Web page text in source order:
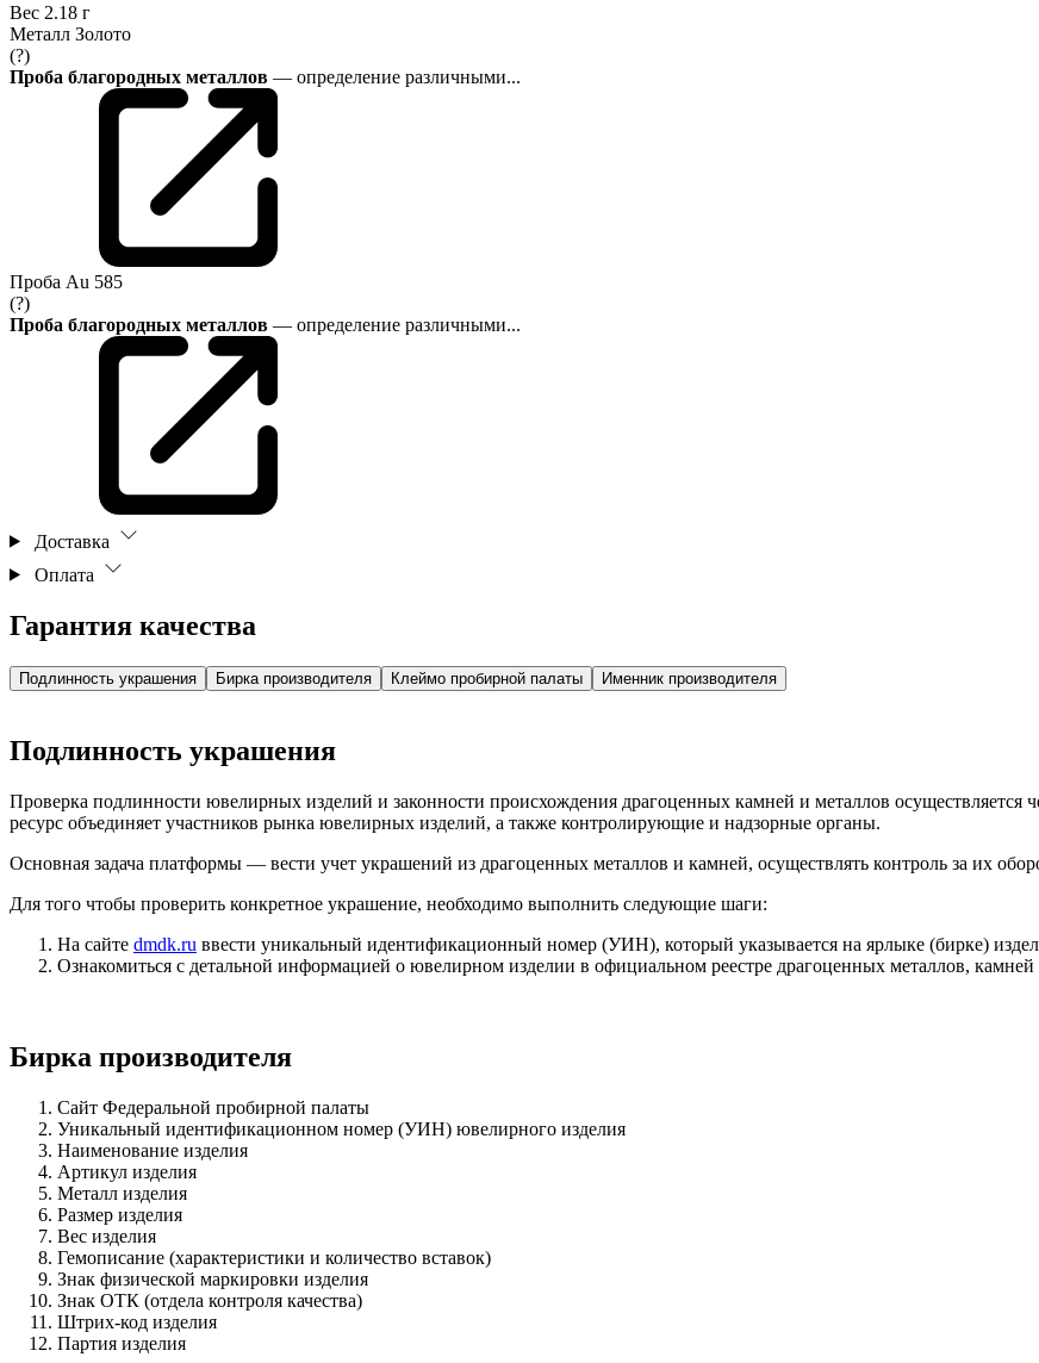
Вес 2.18 г
Металл Золото
(?)
Проба благородных металлов — определение различными...
Проба Au 585
(?)
Проба благородных металлов — определение различными...
Доставка
Оплата
Гарантия качества
Подлинность украшения Бирка производителя Клеймо пробирной палаты Именник производителя
Подлинность украшения
Проверка подлинности ювелирных изделий и законности происхождения драгоценных камней и металлов
ресурс объединяет участников рынка ювелирных изделий, а также контролирующие и надзорные органы.
Основная задача платформы — вести учет украшений из драгоценных металлов и камней, осуществлять контроль за их
Для того чтобы проверить конкретное украшение, необходимо выполнить следующие шаги:
На сайте dmdk.ru ввести уникальный идентификационный номер (УИН), который указывается на ярлыке (бирке)
Ознакомиться с детальной информацией о ювелирном изделии в официальном реестре драгоценных металлов,
Бирка производителя
Сайт Федеральной пробирной палаты
Уникальный идентификационном номер (УИН) ювелирного изделия
Наименование изделия
Артикул изделия
Металл изделия
Размер изделия
Вес изделия
Гемописание (характеристики и количество вставок)
Знак физической маркировки изделия
Знак ОТК (отдела контроля качества)
Штрих-код изделия
Партия изделия